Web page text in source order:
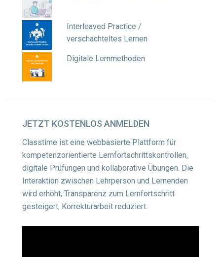
Interleaved Practice /
verschachteltes Lernen
Digitale Lernmethoden
JETZT KOSTENLOS ANMELDEN
Classtime ist eine webbasierte Plattform für
kompetenzorientierte Lernfortschrittskontrollen,
digitale Prüfungen und kollaborative Übungen. Die
Interaktion zwischen Lehrperson und Lernenden
wird erhöht, Transparenz zum Lernfortschritt
gesteigert, Korrekturarbeit reduziert.